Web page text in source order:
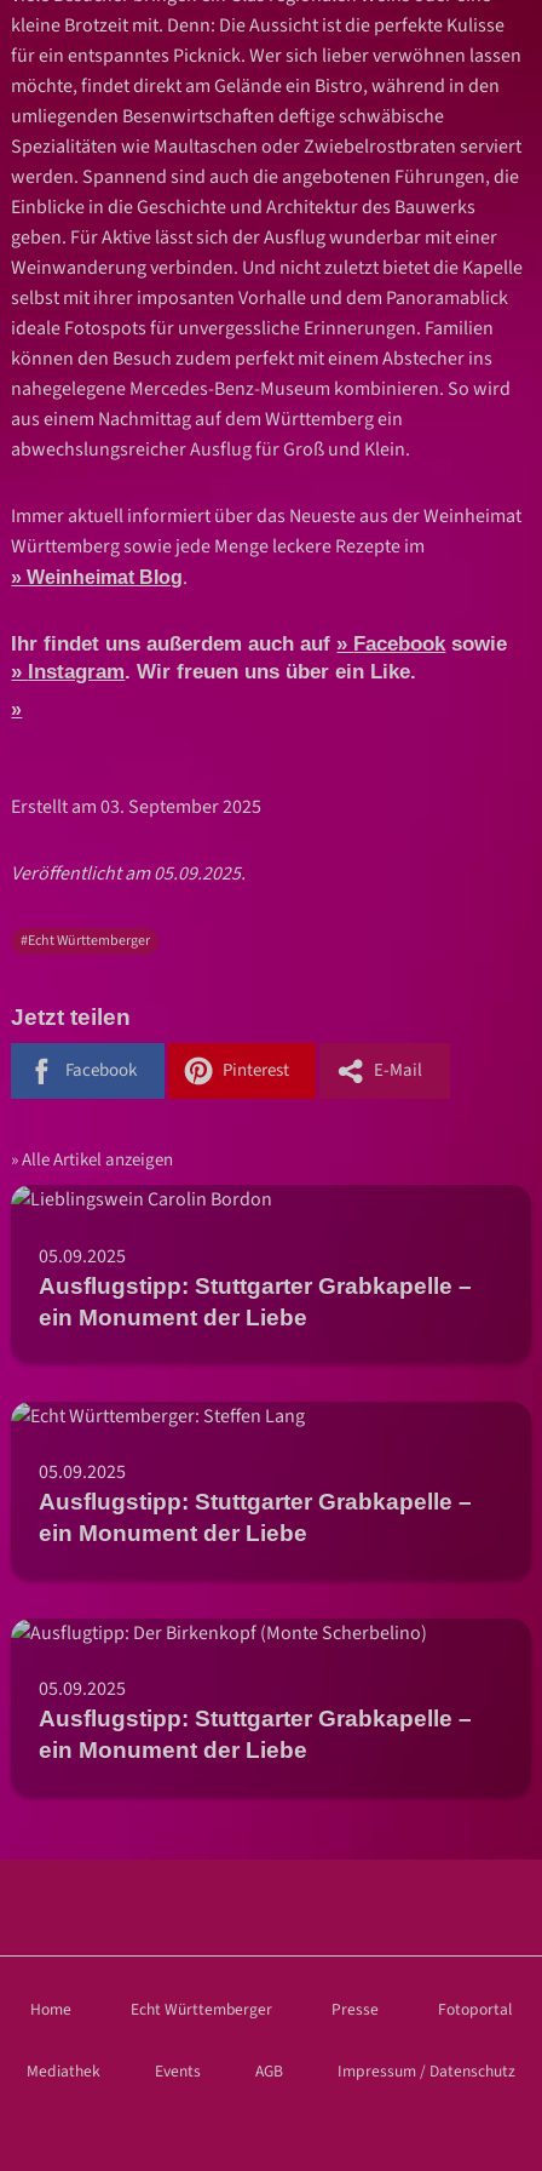
kleine Brotzeit mit. Denn: Die Aussicht ist die perfekte Kulisse
für ein entspanntes Picknick. Wer sich lieber verwöhnen lassen
möchte, findet direkt am Gelände ein Bistro, während in den
umliegenden Besenwirtschaften deftige schwäbische
Spezialitäten wie Maultaschen oder Zwiebelrostbraten serviert
werden. Spannend sind auch die angebotenen Führungen, die
Einblicke in die Geschichte und Architektur des Bauwerks
geben. Für Aktive lässt sich der Ausflug wunderbar mit einer
Weinwanderung verbinden. Und nicht zuletzt bietet die Kapelle
selbst mit ihrer imposanten Vorhalle und dem Panoramablick
ideale Fotospots für unvergessliche Erinnerungen. Familien
können den Besuch zudem perfekt mit einem Abstecher ins
nahegelegene Mercedes-Benz-Museum kombinieren. So wird
aus einem Nachmittag auf dem Württemberg ein
abwechslungsreicher Ausflug für Groß und Klein.
Immer aktuell informiert über das Neueste aus der Weinheimat
Württemberg sowie jede Menge leckere Rezepte im
Weinheimat Blog.
Ihr findet uns außerdem auch auf Facebook sowie
Instagram. Wir freuen uns über ein Like.
Erstellt am 03. September 2025
Veröffentlicht am 05.09.2025.
#Echt Württemberger
Jetzt teilen
Facebook Pinterest E-Mail
Alle Artikel anzeigen
05.09.2025
Ausflugstipp: Stuttgarter Grabkapelle –
ein Monument der Liebe
05.09.2025
Ausflugstipp: Stuttgarter Grabkapelle –
ein Monument der Liebe
05.09.2025
Ausflugstipp: Stuttgarter Grabkapelle –
ein Monument der Liebe
Home Echt Württemberger Presse Fotoportal
Mediathek Events AGB Impressum / Datenschutz